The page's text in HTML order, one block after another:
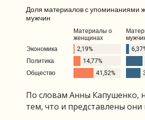
По словам Анны Капушенко,
тем, что и представлены они